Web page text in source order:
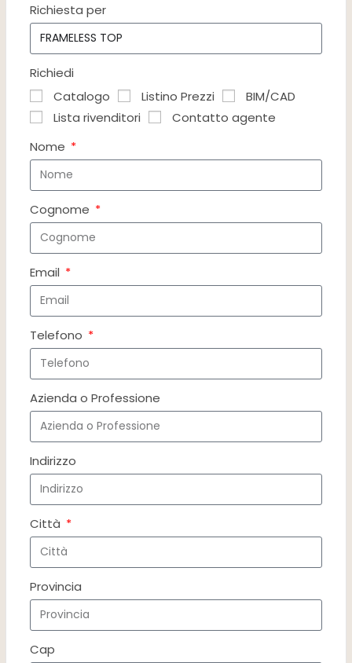
Richiesta per
Richiedi
Catalogo
Listino Prezzi
BIM/CAD
Lista rivenditori
Contatto agente
Nome
Cognome
Email
Telefono
Azienda o Professione
Indirizzo
Città
Provincia
Cap